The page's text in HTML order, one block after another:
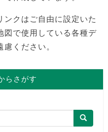
ンクはご自由に設定いた
図で使用している各種デ
ください。
らさがす